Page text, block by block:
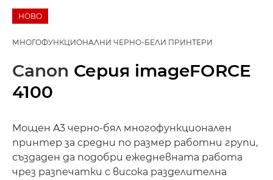
НОВО
МНОГОФУНКЦИОНАЛНИ ЧЕРНО-БЕЛИ ПРИНТЕРИ
Canon Серия imageFORCE
4100
Мощен A3 черно-бял многофункционален
принтер за средни по размер работни групи,
създаден да подобри ежедневната работа
чрез разпечатки с висока разделителна